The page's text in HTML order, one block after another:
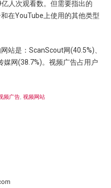
人次观看数。但需要指出的
在YouTube上使用的其他类型
站是：ScanScout网(40.5%)、
媒网(38.7%)。视频广告占用户
频广告, 视频网站